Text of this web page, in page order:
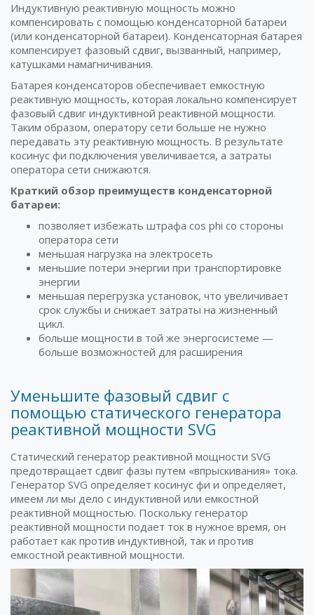
Индуктивную реактивную мощность можно
компенсировать с помощью конденсаторной батареи
(или конденсаторной батареи). Конденсаторная батарея
компенсирует фазовый сдвиг, вызванный, например,
катушками намагничивания.
Батарея конденсаторов обеспечивает емкостную
реактивную мощность, которая локально компенсирует
фазовый сдвиг индуктивной реактивной мощности.
Таким образом, оператору сети больше не нужно
передавать эту реактивную мощность. В результате
косинус фи подключения увеличивается, а затраты
оператора сети снижаются.
Краткий обзор преимуществ конденсаторной
батареи:
позволяет избежать штрафа cos phi со стороны
оператора сети
меньшая нагрузка на электросеть
меньшие потери энергии при транспортировке
энергии
меньшая перегрузка установок, что увеличивает
срок службы и снижает затраты на жизненный
цикл.
больше мощности в той же энергосистеме —
больше возможностей для расширения
Уменьшите фазовый сдвиг с
помощью статического генератора
реактивной мощности SVG
Статический генератор реактивной мощности SVG
предотвращает сдвиг фазы путем «впрыскивания» тока.
Генератор SVG определяет косинус фи и определяет,
имеем ли мы дело с индуктивной или емкостной
реактивной мощностью. Поскольку генератор
реактивной мощности подает ток в нужное время, он
работает как против индуктивной, так и против
емкостной реактивной мощности.